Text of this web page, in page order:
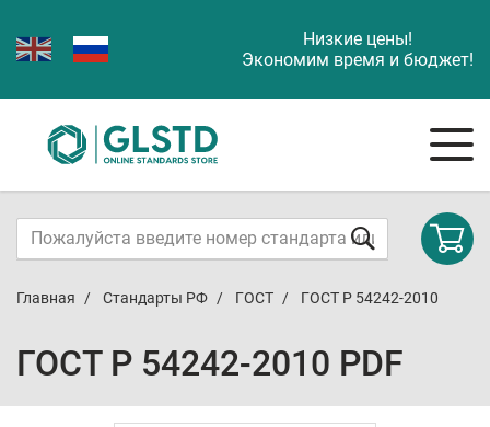
Низкие цены!
Экономим время и бюджет!
Главная Стандарты РФ ГОСТ ГОСТ Р 54242-2010
ГОСТ Р 54242-2010 PDF